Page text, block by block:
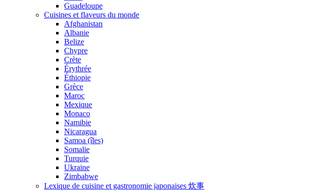
Guadeloupe
Cuisines et flaveurs du monde
Afghanistan
Albanie
Belize
Chypre
Crète
Érythrée
Éthiopie
Grèce
Maroc
Mexique
Monaco
Namibie
Nicaragua
Samoa (îles)
Somalie
Turquie
Ukraine
Zimbabwe
Lexique de cuisine et gastronomie japonaises 炊事